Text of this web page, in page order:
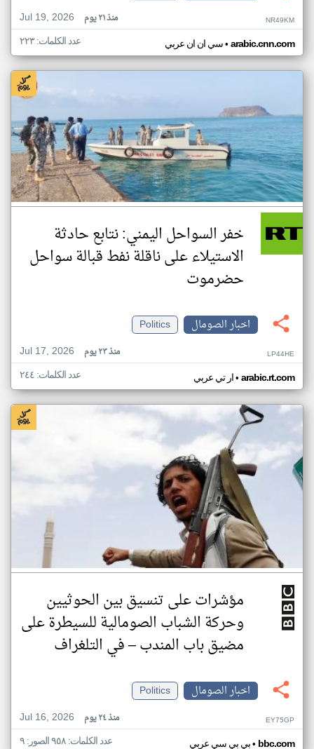
Jul 19, 2026
منذ ٢١ يوم NR49KM
سي ان ان عربي• arabic.cnn.com عدد الكلمات: ٢٢٣
خفر السواحل اليمني: نتابع حادثة
الاستيلاء على ناقلة نفط قبالة سواحل
حضرموت
اخبار الصومال
Politics
Jul 17, 2026
منذ ٢٣ يوم LP44HE
ار تي عربي• arabic.rt.com عدد الكلمات: ٢٤٤
مؤشرات على تنسيق بين الحوثيين
وحركة الشباب الصومالية للسيطرة على
مضيق باب المندب – في التلغراف
اخبار الصومال
Politics
Jul 16, 2026
منذ ٢٤ يوم EY75GP
بي بي سي عربي• bbc.com عدد الكلمات: ٩٥٨ الصور: ٩